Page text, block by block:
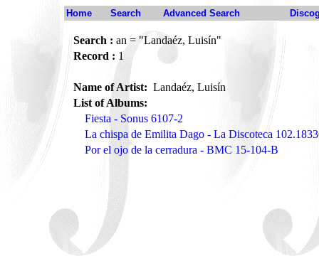
Home Search Advanced Search
Search : an = "Landaéz, Luisín"
Record : 1
Name of Artist: Landaéz, Luisín
List of Albums:
Fiesta - Sonus 6107-2
La chispa de Emilita Dago - La Discoteca
Por el ojo de la cerradura - BMC 15-104-B